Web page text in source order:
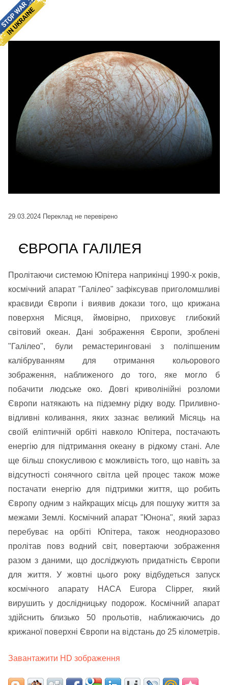
29.03.2024 Переклад не перевірено
ЄВРОПА ГАЛІЛЕЯ
Пролітаючи системою Юпітера наприкінці 1990-х років,
космічний апарат "Галілео" зафіксував приголомшливі
краєвиди Європи і виявив докази того, що крижана
поверхня Місяця, ймовірно, приховує глибокий
світовий океан. Дані зображення Європи, зроблені
"Галілео", були ремастеринговані з поліпшеним
калібруванням для отримання кольорового
зображення, наближеного до того, яке могло б
побачити людське око. Довгі криволінійні розломи
Європи натякають на підземну рідку воду. Приливно-
відливні коливання, яких зазнає великий Місяць на
своїй еліптичній орбіті навколо Юпітера, постачають
енергію для підтримання океану в рідкому стані. Але
ще більш спокусливою є можливість того, що навіть за
відсутності сонячного світла цей процес також може
постачати енергію для підтримки життя, що робить
Європу одним з найкращих місць для пошуку життя за
межами Землі. Космічний апарат "Юнона", який зараз
перебуває на орбіті Юпітера, також неодноразово
пролітав повз водний світ, повертаючи зображення
разом з даними, що досліджують придатність Європи
для життя. У жовтні цього року відбудеться запуск
космічного апарату НАСА Europa Clipper, який
вирушить у дослідницьку подорож. Космічний апарат
здійснить близько 50 прольотів, наближаючись до
крижаної поверхні Європи на відстань до 25 кілометрів.
Завантажити HD зображення